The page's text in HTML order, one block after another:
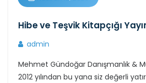
Hibe ve Teşvik Kitapçığı
admin
Mehmet Gündoğar Danışmanlık &
2012 yılından bu yana siz değerli